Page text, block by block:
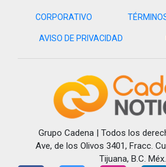
CORPORATIVO
AVISO DE PRIVACIDAD
Grupo Cadena | Todos los
Ave, de los Olivos 3401, Fracc.
Tijuana, B.C. Méx.